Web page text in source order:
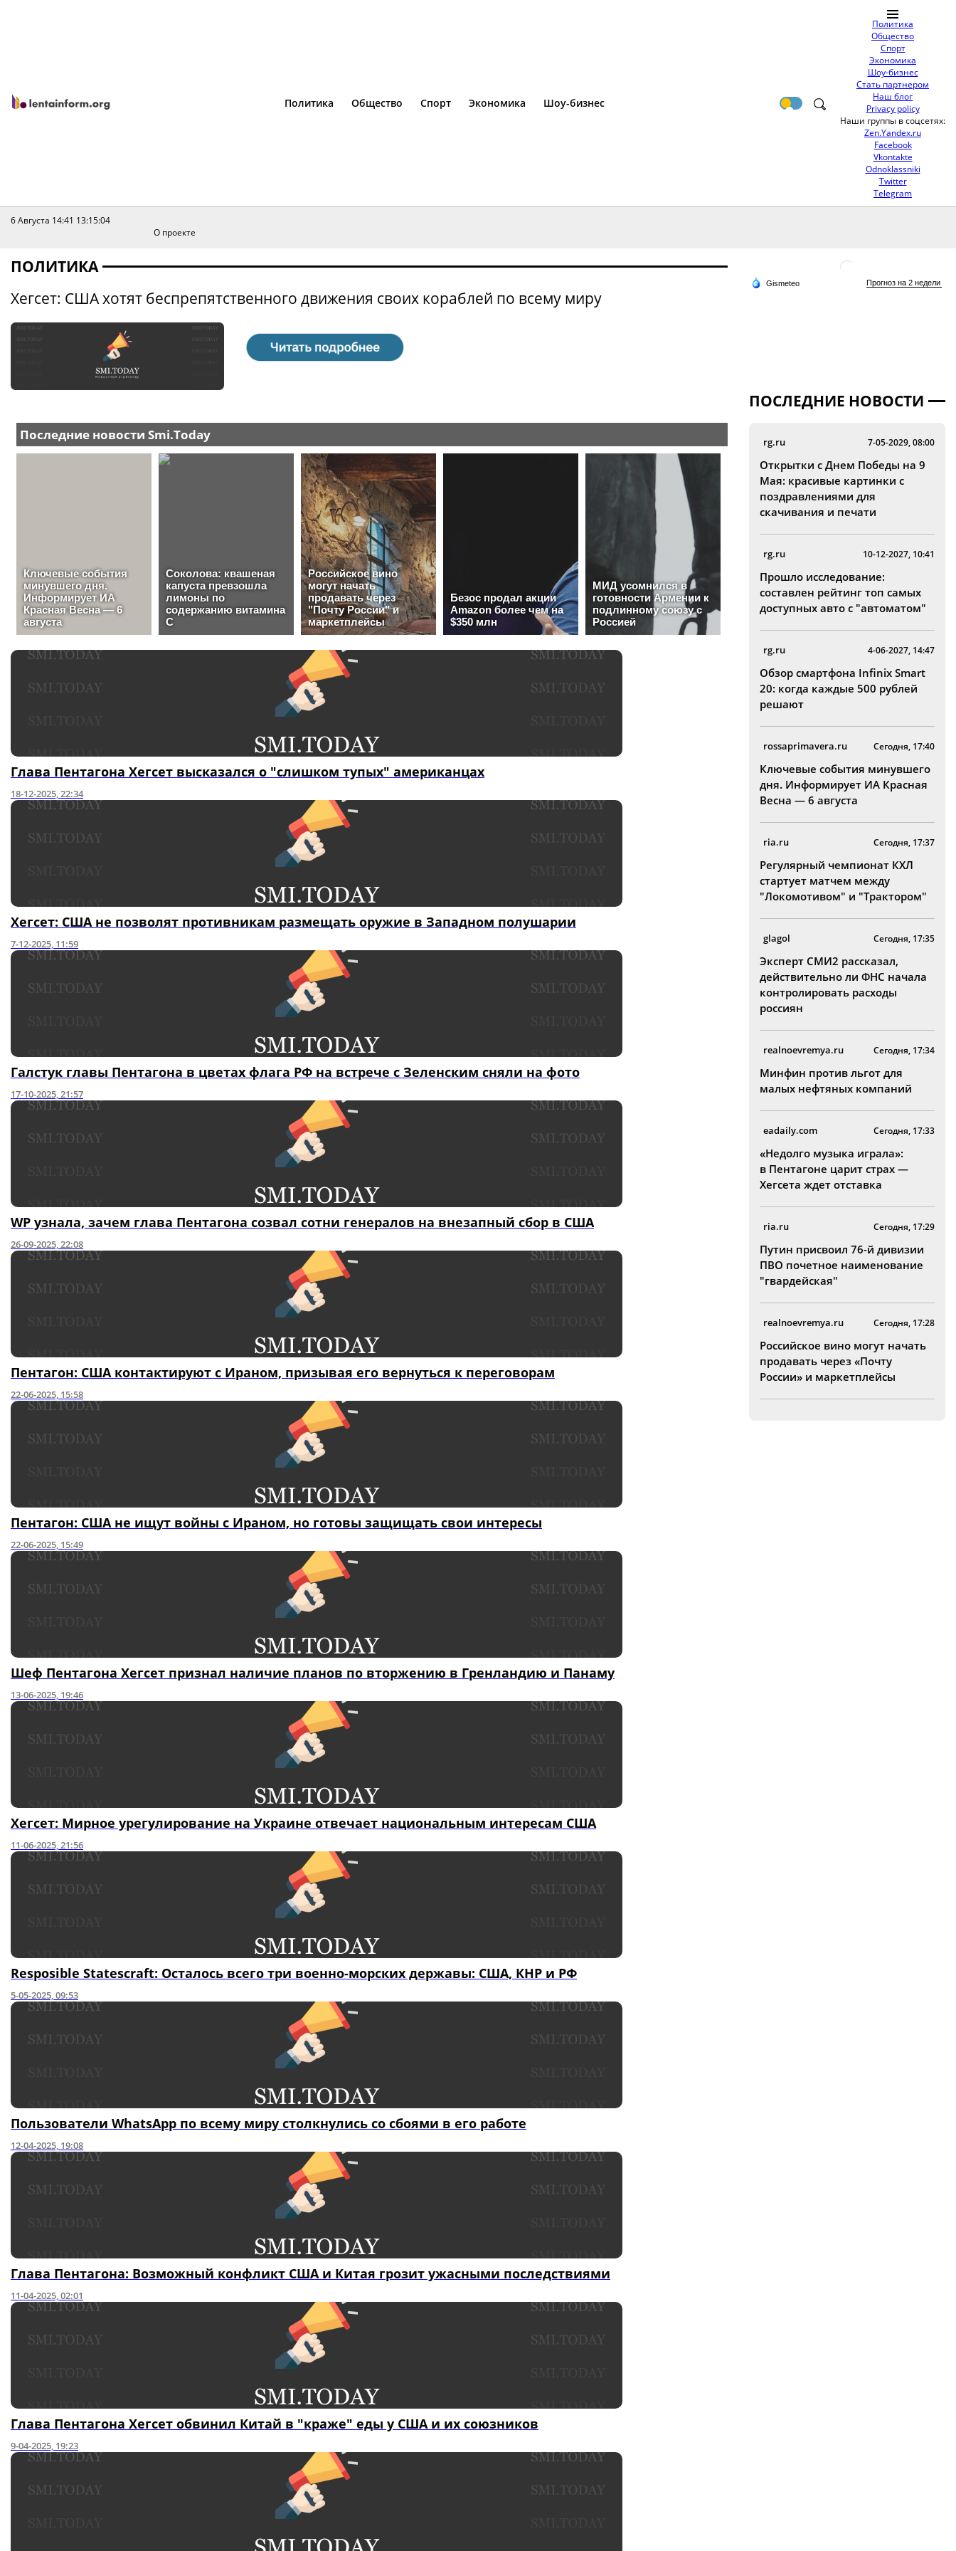
Политика Общество Спорт Экономика Шоу-бизнес
Политика
Общество
Спорт
Экономика
Шоу-бизнес
Стать партнером
Наш блог
Privacy policy
Наши группы в соцсетях:
Zen.Yandex.ru
Facebook
Vkontakte
Odnoklassniki
Twitter
Telegram
6 Августа 14:41 13:15:04
О проекте
ПОЛИТИКА
Хегсет: США хотят беспрепятственного движения своих кораблей по всему миру
Глава Пентагона Хегсет высказался о "слишком тупых" американцах
18-12-2025, 22:34
Хегсет: США не позволят противникам размещать оружие в Западном полушарии
7-12-2025, 11:59
Галстук главы Пентагона в цветах флага РФ на встрече с Зеленским сняли на фото
17-10-2025, 21:57
WP узнала, зачем глава Пентагона созвал сотни генералов на внезапный сбор в США
26-09-2025, 22:08
Пентагон: США контактируют с Ираном, призывая его вернуться к переговорам
22-06-2025, 15:58
Пентагон: США не ищут войны с Ираном, но готовы защищать свои интересы
22-06-2025, 15:49
Шеф Пентагона Хегсет признал наличие планов по вторжению в Гренландию и Панаму
13-06-2025, 19:46
Хегсет: Мирное урегулирование на Украине отвечает национальным интересам США
11-06-2025, 21:56
Resposible Statescraft: Осталось всего три военно-морских державы: США, КНР и РФ
5-05-2025, 09:53
Пользователи WhatsApp по всему миру столкнулись со сбоями в его работе
12-04-2025, 19:08
Глава Пентагона: Возможный конфликт США и Китая грозит ужасными последствиями
11-04-2025, 02:01
Глава Пентагона Хегсет обвинил Китай в "краже" еды у США и их союзников
9-04-2025, 19:23
ПОСЛЕДНИЕ НОВОСТИ
rg.ru 7-05-2029, 08:00
Открытки с Днем Победы на 9
Мая: красивые картинки с
поздравлениями для
скачивания и печати
rg.ru 10-12-2027, 10:41
Прошло исследование:
составлен рейтинг топ самых
доступных авто с "автоматом"
rg.ru 4-06-2027, 14:47
Обзор смартфона Infinix Smart
20: когда каждые 500 рублей
решают
rossaprimavera.ru Сегодня, 17:40
Ключевые события минувшего
дня. Информирует ИА Красная
Весна — 6 августа
ria.ru Сегодня, 17:37
Регулярный чемпионат КХЛ
стартует матчем между
"Локомотивом" и "Трактором"
glagol Сегодня, 17:35
Эксперт СМИ2 рассказал,
действительно ли ФНС начала
контролировать расходы
россиян
realnoevremya.ru Сегодня, 17:34
Минфин против льгот для
малых нефтяных компаний
eadaily.com Сегодня, 17:33
«Недолго музыка играла»:
в Пентагоне царит страх —
Хегсета ждет отставка
ria.ru Сегодня, 17:29
Путин присвоил 76-й дивизии
ПВО почетное наименование
"гвардейская"
realnoevremya.ru Сегодня, 17:28
Российское вино могут начать
продавать через «Почту
России» и маркетплейсы